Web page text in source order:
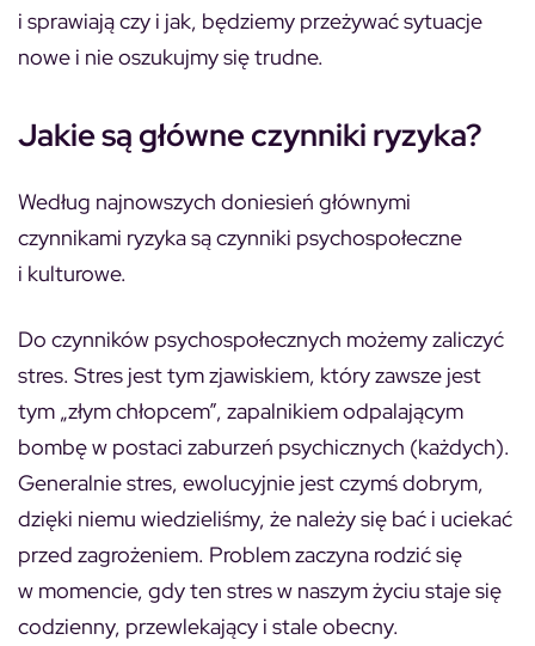
i sprawiają czy i jak, będziemy przeżywać sytuacje
nowe i nie oszukujmy się trudne.
Jakie są główne czynniki ryzyka?
Według najnowszych doniesień głównymi
czynnikami ryzyka są czynniki psychospołeczne
i kulturowe.
Do czynników psychospołecznych możemy zaliczyć
stres. Stres jest tym zjawiskiem, który zawsze jest
tym „złym chłopcem”, zapalnikiem odpalającym
bombę w postaci zaburzeń psychicznych (każdych).
Generalnie stres, ewolucyjnie jest czymś dobrym,
dzięki niemu wiedzieliśmy, że należy się bać i uciekać
przed zagrożeniem. Problem zaczyna rodzić się
w momencie, gdy ten stres w naszym życiu staje się
codzienny, przewlekający i stale obecny.